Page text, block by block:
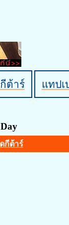
ต้าร์ แทปเ
กีต้าร์